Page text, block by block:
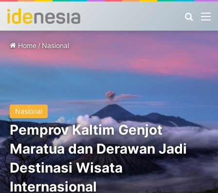
Home / Nasional
Nasional
Pemprov Kaltim Genjot
Maratua dan Derawan Jadi
Destinasi Wisata
Internasional